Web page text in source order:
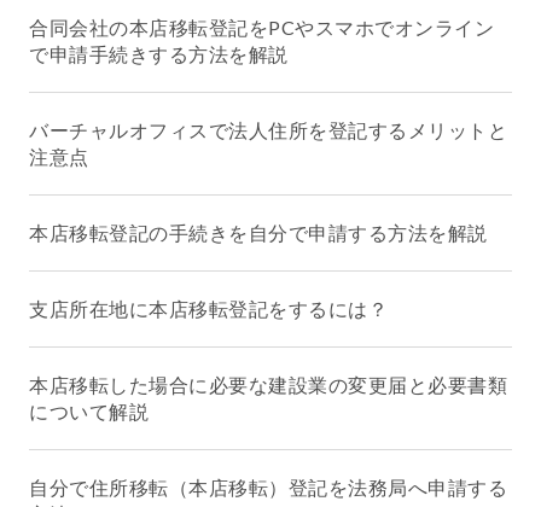
合同会社の本店移転登記をPCやスマホでオンライン
で申請手続きする方法を解説
バーチャルオフィスで法人住所を登記するメリットと
注意点
本店移転登記の手続きを自分で申請する方法を解説
支店所在地に本店移転登記をするには？
本店移転した場合に必要な建設業の変更届と必要書類
について解説
自分で住所移転（本店移転）登記を法務局へ申請する